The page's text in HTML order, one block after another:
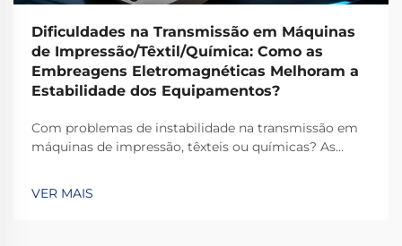
Dificuldades na Transmissão em Máquinas
de Impressão/Têxtil/Química: Como as
Embreagens Eletromagnéticas Melhoram a
Estabilidade dos Equipamentos?
Com problemas de instabilidade na transmissão em
máquinas de impressão, têxteis ou químicas? As
e garantem segurança livre de amianto. Descubra
VER MAIS